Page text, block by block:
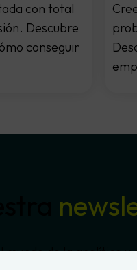
con total
Descubre
conseguir
mundo de la analítica y